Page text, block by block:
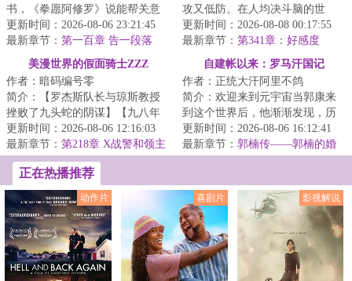
书，《拳愿阿修罗》说能帮关意
攻略《海贼王》，关意起初是不
信的。直到他发现...
更新时间：2026-08-06 23:21:45
最新章节： 第一百章 告一段落
攻又低防。在人均决斗脑的世
界，什么效果都没有的凡骨怪
兽，被当做了毫无用...
更新时间：2026-08-08 00:17:55
最新章节： 第341章：好感度
100？意外的重逢（三合一求月
美漫世界的假面骑士ZZZ
作者：暗码编号零
简介：【罗杰斯队长与琼斯教授
挫败了九头蛇的阴谋】【九八年
摧毁浣熊市的导弹来自于斯塔克
工业】穿越而来...
更新时间：2026-08-06 12:16:03
最新章节： 第218章 X战警和领主
七号
自建帐以来：罗马汗国记
作者：正统大汗阿里不鸽
简介：欢迎来到元宇宙当郭康来
到这个世界后，他渐渐发现，历
史似乎有些不对。在东罗马故
地，出现了一个被...
更新时间：2026-08-06 16:12:41
最新章节： 郭楠传——郭楠的婚
正在热播推荐
动作片 喜剧片 影视解说